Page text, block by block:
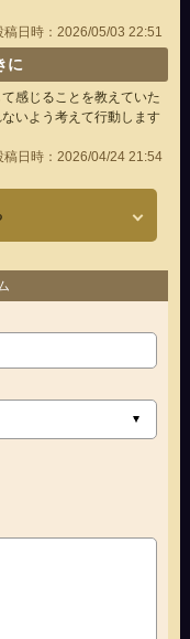
稿日時：2026/05/03 22:51
に
感じることを教えていた
いよう考えて行動します
稿日時：2026/04/24 21:54